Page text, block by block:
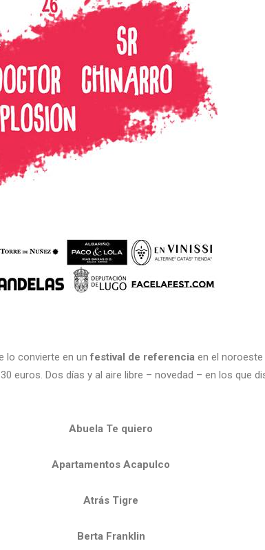
lo convierte en un festival de referencia en el
euros. Dos días y al aire libre – novedad – en los que
Abuela Te quiero
Apartamentos Acapulco
Atrás Tigre
Berta Franklin